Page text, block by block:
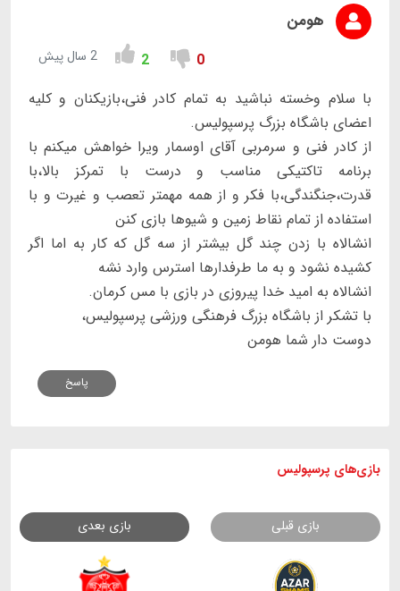
هومن
0
2 2 سال پیش
با سلام وخسته نباشید به تمام کادر فنی،بازیکنان و کلیه
اعضای باشگاه بزرگ پرسپولیس.
از کادر فنی و سرمربی آقای اوسمار ویرا خواهش میکنم با
برنامه تاکتیکی مناسب و درست با تمرکز بالا،با
قدرت،جنگندگی،با فکر و از همه مهمتر تعصب و غیرت و با
استفاده از تمام نقاط زمین و شیوها بازی کنن
انشالاه با زدن چند گل بیشتر از سه گل که کار به اما اگر
کشیده نشود و به ما طرفدارها استرس وارد نشه
انشالاه به امید خدا پیروزی در بازی با مس کرمان.
با تشکر از باشگاه بزرگ فرهنگی ورزشی پرسپولیس،
دوست دار شما هومن
پاسخ
بازی های پرسپولیس
بازی قبلی بازی بعدی